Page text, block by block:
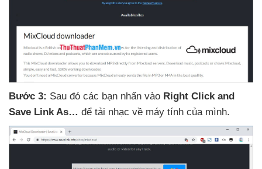
Bước 3: Sau đó các bạn nhấn vào Right Click and
Save Link As… để tải nhạc về máy tính của mình.